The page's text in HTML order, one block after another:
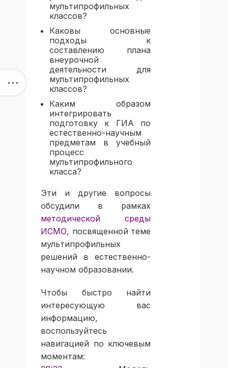
мультипрофильных
классов?
Каковы основные
подходы к
составлению плана
внеурочной
деятельности для
мультипрофильных
классов?
Каким образом
интегрировать
подготовку к ГИА по
естественно-научным
предметам в учебный
процесс
мультипрофильного
класса?
Эти и другие вопросы
обсудили в рамках
методической среды
ИСМО, посвященной теме
мультипрофильных
решений в естественно-
научном образовании.
Чтобы быстро найти
интересующую вас
информацию,
воспользуйтесь
навигацией по ключевым
моментам: